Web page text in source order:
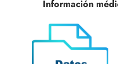
Información